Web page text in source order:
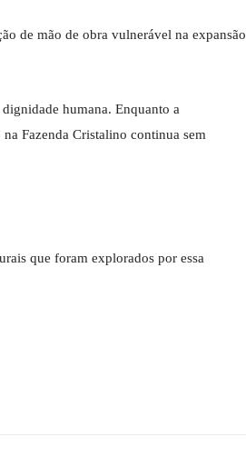
de mão de obra vulnerável na expansão
humana. Enquanto a
Fazenda Cristalino continua sem
que foram explorados por essa